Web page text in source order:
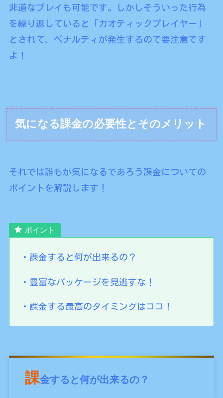
非道なプレイも可能です。しかしそういった行為
を繰り返していると「カオティックプレイヤー」
とされて、ペナルティが発生するので要注意です
よ！
気になる課金の必要性とそのメリット
それでは誰もが気になるであろう課金についての
ポイントを解説します！
ポイント
・課金すると何が出来るの？
・豊富なパッケージを見逃すな！
・課金する最高のタイミングはココ！
課金すると何が出来るの？